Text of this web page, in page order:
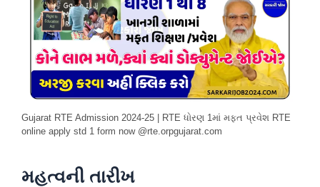
Gujarat RTE Admission 2024-25 | RTE ધોરણ 1માં મફત પ્રવેશ RTE
online apply std 1 form now @rte.orpgujarat.com
મહત્વની તારીખ